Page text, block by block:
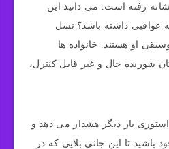
رفته است. می دانید این
عواقبی داشته باشد؟ نسل
او هستند. خانواده ها
شوریده حال و غیر قابل کنترل،
بار دیگر هشدار می دهد و
تا این جانی بلایی که در